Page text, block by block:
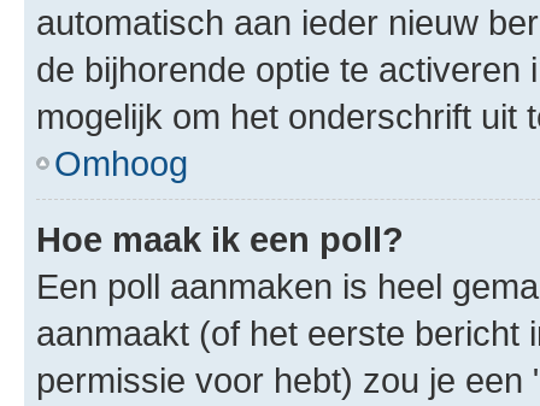
automatisch aan ieder nieuw
de bijhorende optie te
mogelijk om het onderschrift uit
Omhoog
Hoe maak ik een poll?
Een poll aanmaken is heel
aanmaakt (of het eerste bericht
permissie voor hebt) zou je